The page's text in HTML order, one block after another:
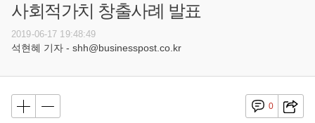
사회적가치 창출사례 발표
2019-06-17 19:48:49
석현혜 기자 - shh@businesspost.co.kr
0